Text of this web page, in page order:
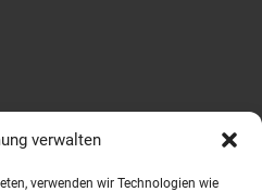
verwalten
verwenden wir Technologien wie